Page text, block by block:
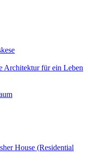
Architektur für ein Leben
House (Residential